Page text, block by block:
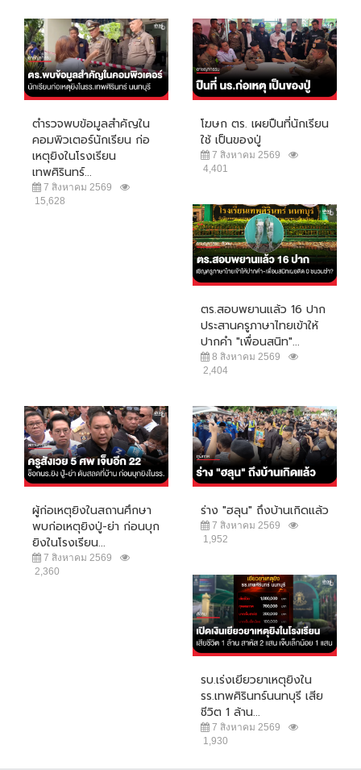
ตำรวจพบข้อมูลสำคัญใน
คอมพิวเตอร์นักเรียน ก่อ
เหตุยิงในโรงเรียน
เทพศิรินทร์...
7 สิงหาคม 2569
15,628
โฆษก ตร. เผยปืนที่นักเรียน
ใช้ เป็นของปู่
7 สิงหาคม 2569
4,401
ตร.สอบพยานแล้ว 16 ปาก
ประสานครูภาษาไทยเข้าให้
ปากคำ "เพื่อนสนิท"...
8 สิงหาคม 2569
2,404
ผู้ก่อเหตุยิงในสถานศึกษา
พบก่อเหตุยิงปู่-ย่า ก่อนบุก
ยิงในโรงเรียน...
7 สิงหาคม 2569
2,360
ร่าง "ฮลุน" ถึงบ้านเกิดแล้ว
7 สิงหาคม 2569
1,952
รบ.เร่งเยียวยาเหตุยิงใน
รร.เทพศิรินทร์นนทบุรี เสีย
ชีวิต 1 ล้าน...
7 สิงหาคม 2569
1,930